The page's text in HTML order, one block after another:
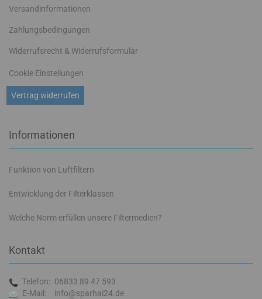
Versandinformationen
Zahlungsbedingungen
Widerrufsrecht & Widerrufsformular
Vertrag widerrufen
Cookie Einstellungen
Informationen
Funktion von Luftfiltern
Entwicklung der Filterklassen
Welche Norm erfüllen unsere Filtermedien?
Kontakt
Telefon: 06833 89 47 593
E-Mail:
info@sparhai24.de